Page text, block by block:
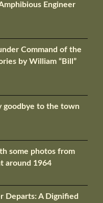
Engineer
Command of the
by William “Bill”
goodbye to the town
some photos from
around 1964
Departs: A Dignified